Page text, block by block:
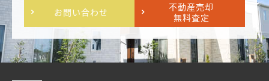
お問い合わせ
不動産売却
無料査定